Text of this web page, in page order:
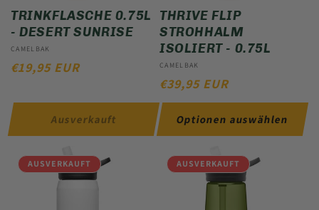
TRINKFLASCHE 0.75L
- DESERT SUNRISE
Anbieter:
CAMELBAK
NORMALER
€19,95 EUR
Ausverkauft
THRIVE FLIP
STROHHALM
ISOLIERT - 0.75L
Anbieter:
CAMELBAK
NORMALER
PREIS
€39,95 EUR
Optionen auswählen
AUSVERKAUFT AUSVERKAUFT